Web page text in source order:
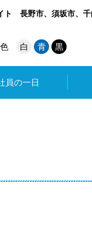
ト 長野市、須坂市、
白 青 黒
員の一日